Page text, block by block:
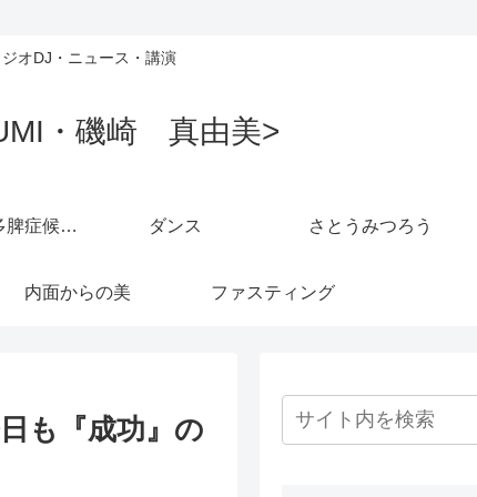
オDJ・ニュース・講演
・磯崎 真由美>
子供の病気（多脾症候群） ダンス さとうみつろう
内面からの美 ファスティング
も『成功』の